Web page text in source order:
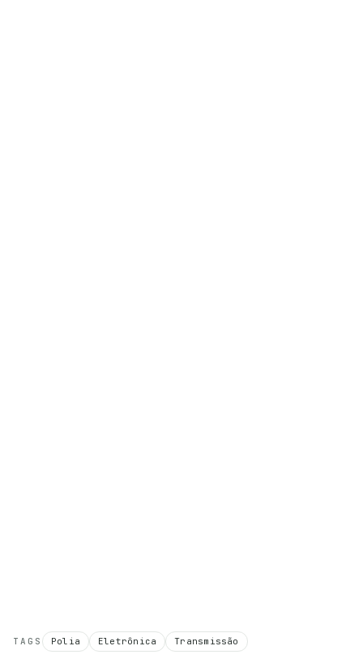
TAGS Polia Eletrônica Transmissão